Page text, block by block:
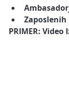
Zaposlenih
PRIMER: